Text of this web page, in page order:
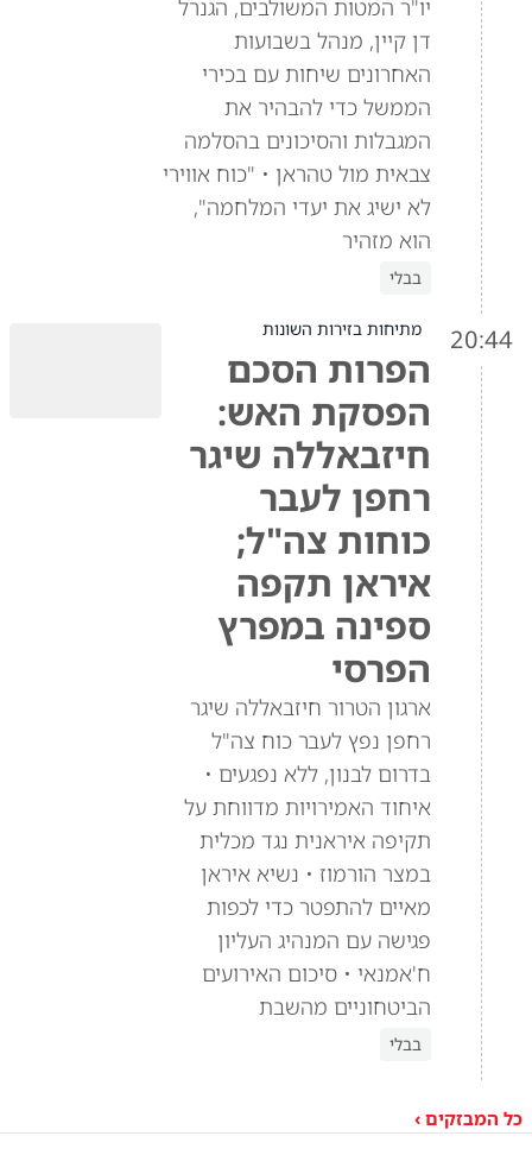
יו"ר המטות המשולבים, הגנרל
דן קיין, מנהל בשבועות
האחרונים שיחות עם בכירי
הממשל כדי להבהיר את
המגבלות והסיכונים בהסלמה
צבאית מול טהראן • "כוח אווירי
לא ישיג את יעדי המלחמה",
הוא מזהיר
בבלי
20:44 מתיחות בזירות השונות
הפרות הסכם
הפסקת האש:
חיזבאללה שיגר
רחפן לעבר
כוחות צה"ל;
איראן תקפה
ספינה במפרץ
הפרסי
ארגון הטרור חיזבאללה שיגר
רחפן נפץ לעבר כוח צה"ל
בדרום לבנון, ללא נפגעים •
איחוד האמירויות מדווחת על
תקיפה איראנית נגד מכלית
במצר הורמוז • נשיא איראן
מאיים להתפטר כדי לכפות
פגישה עם המנהיג העליון
ח'אמנאי • סיכום האירועים
הביטחוניים מהשבת
בבלי
כל המבזקים ›